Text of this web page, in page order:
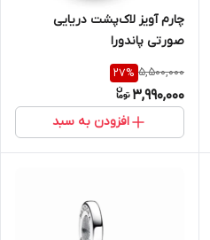
چارم آویز لاک‌پشت دریایی
صورتی پاندورا
5,500,000
27%
3,990,000
افزودن به سبد